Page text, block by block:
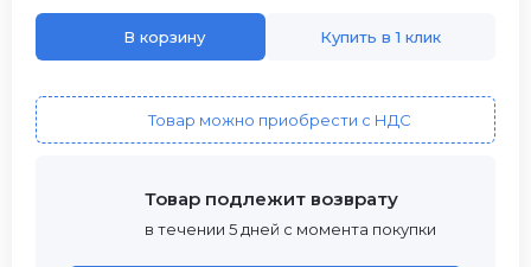
В корзину Купить в 1 клик
Товар можно приобрести с НДС
Товар подлежит возврату
в течении 5 дней с момента покупки